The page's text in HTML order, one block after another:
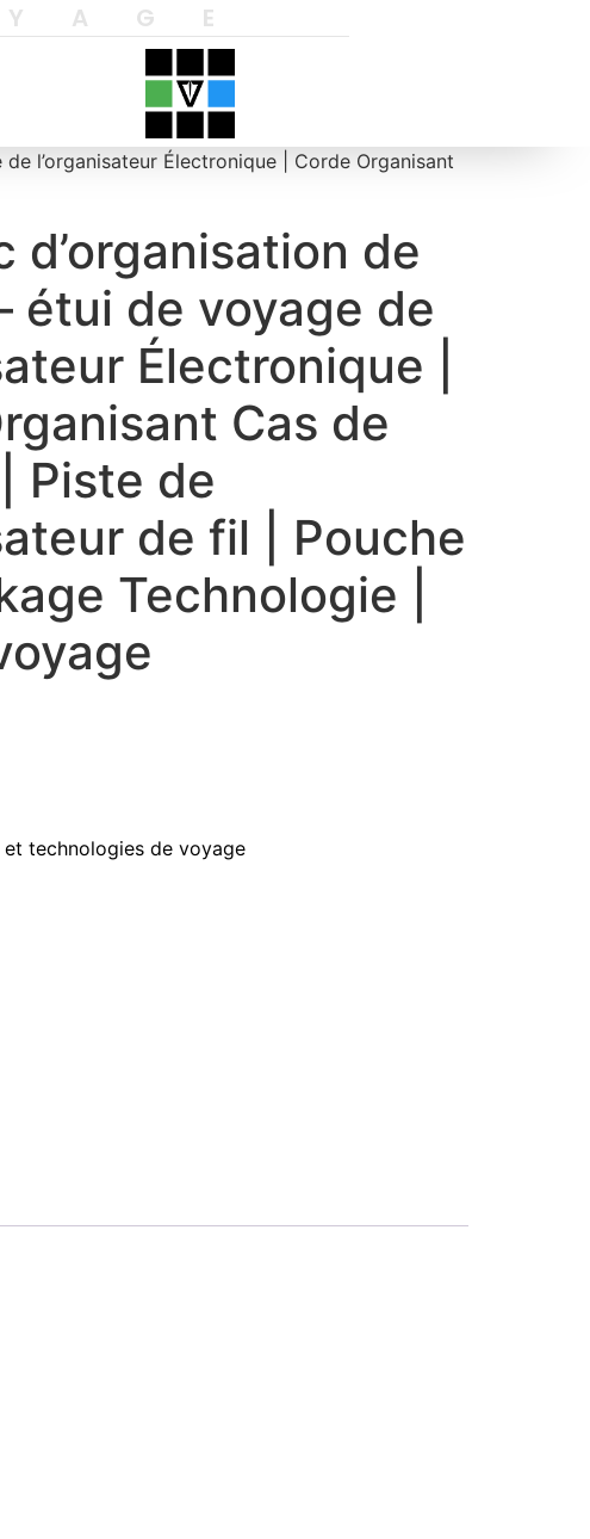
l’organisateur Électronique | Corde Organisant
d’organisation de
étui de voyage de
Électronique |
Cas de
Piste de
de fil | Pouche
Technologie |
et technologies de voyage